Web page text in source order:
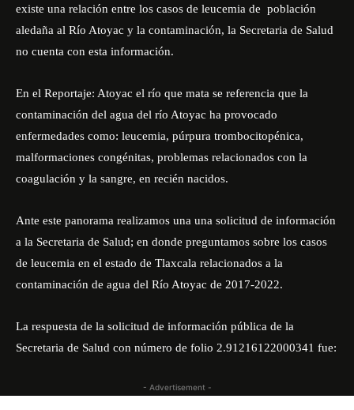
existe una relación entre los casos de leucemia de población
aledaña al Río Atoyac y la contaminación, la Secretaria de Salud
no cuenta con esta información.
En el Reportaje: Atoyac el río que mata se referencia que la
contaminación del agua del río Atoyac ha provocado
enfermedades como: leucemia, púrpura trombocitopénica,
malformaciones congénitas, problemas relacionados con la
coagulación y la sangre, en recién nacidos.
Ante este panorama realizamos una una solicitud de información
a la Secretaria de Salud; en donde preguntamos sobre los casos
de leucemia en el estado de Tlaxcala relacionados a la
contaminación de agua del Río Atoyac de 2017-2022.
La respuesta de la solicitud de información pública de la
Secretaria de Salud con número de folio 2.91216122000341 fue:
- Advertisement -